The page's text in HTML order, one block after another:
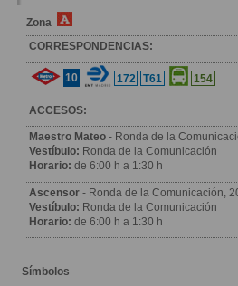
Zona
CORRESPONDENCIAS:
10 172 T61 154
ACCESOS:
Maestro Mateo - Ronda de la
Vestíbulo: Ronda de la Comunicación
Horario: de 6:00 h a 1:30 h
Ascensor - Ronda de la Comunicación,
Vestíbulo: Ronda de la Comunicación
Horario: de 6:00 h a 1:30 h
Símbolos